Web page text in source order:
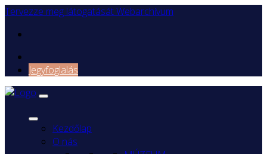
Tervezze meg látogatásátWebarchívum
Jegyfoglalás
Kezdőlap
O nás